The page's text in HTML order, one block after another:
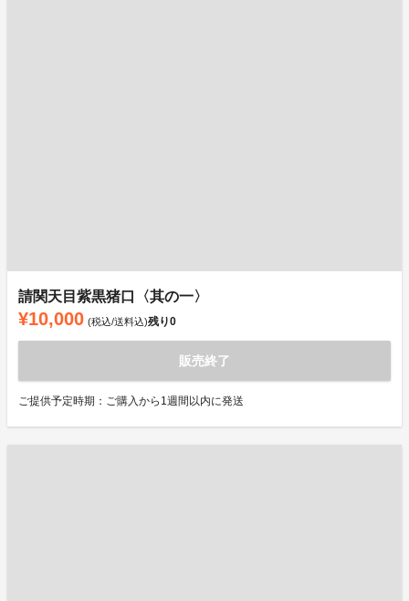
請関天目紫黒猪口〈其の一〉
¥10,000 (税込/送料込)残り0
販売終了
ご提供予定時期：ご購入から1週間以内に発送